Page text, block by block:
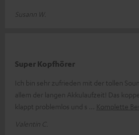
Susann W.
Super Kopfhörer
Ich bin sehr zufrieden mit der tollen
allem der langen Akkulaufzeit! Das
klappt problemlos und s
Komplette
Valentin C.